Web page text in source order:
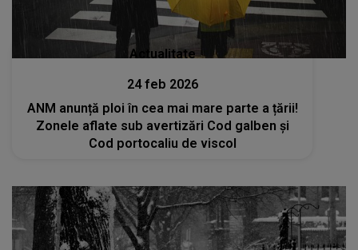
Actualitate
24 feb 2026
ANM anunță ploi în cea mai mare parte a țării!
Zonele aflate sub avertizări Cod galben și
Cod portocaliu de viscol